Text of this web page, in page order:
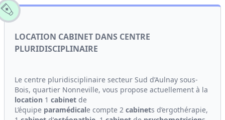
LOCATION CABINET DANS CENTRE
PLURIDISCIPLINAIRE
Le centre pluridisciplinaire secteur Sud d’Aulnay sous-
Bois, quartier Nonneville, vous propose actuellement à la
location 1 cabinet de
L’équipe paramédicale compte 2 cabinets d’ergothérapie,